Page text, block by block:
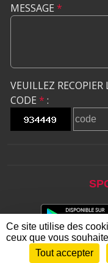
MESSAGE *
VEUILLEZ RECOPIER
CODE * :
Envie de participer ?
Ce site utilise des
ceux que vous
Tout accepter